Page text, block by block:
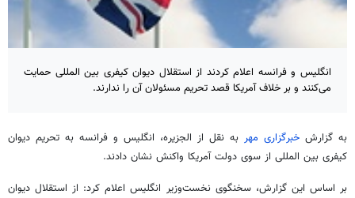
انگلیس و فرانسه اعلام کردند از استقلال دیوان کیفری بین المللی حمایت
می‌کنند و بر خلاف آمریکا قصد تحریم مسئولان آن را ندارند.
به گزارش خبرگزاری مهر به نقل از الجزیره، انگلیس و فرانسه به تحریم دیوان
کیفری بین المللی از سوی دولت آمریکا واکنش نشان دادند.
بر اساس این گزارش، سخنگوی نخست‌وزیر انگلیس اعلام کرد: از استقلال دیوان